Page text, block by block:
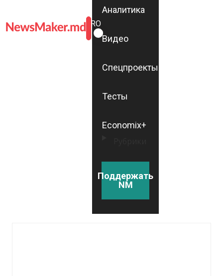
ROMÂNĂ
RU
Аналитика
Видео
Спецпроекты
Тесты
Economix+
Поддержать
NM